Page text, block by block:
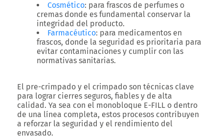
Cosmético: para frascos de perfumes o
cremas donde es fundamental conservar la
integridad del producto.
Farmacéutico: para medicamentos en
frascos, donde la seguridad es prioritaria para
evitar contaminaciones y cumplir con las
normativas sanitarias.
El pre-crimpado y el crimpado son técnicas clave
para lograr cierres seguros, fiables y de alta
calidad. Ya sea con el monobloque E-FILL o dentro
de una línea completa, estos procesos contribuyen
a reforzar la seguridad y el rendimiento del
envasado.